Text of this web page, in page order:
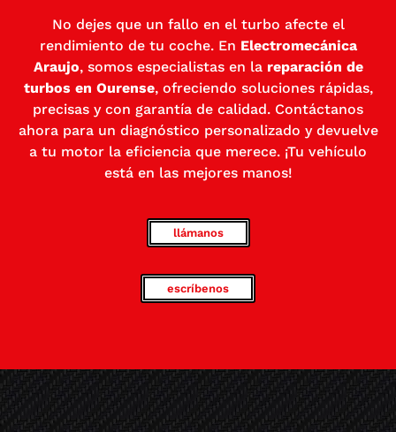
No dejes que un fallo en el turbo afecte el
rendimiento de tu coche. En Electromecánica
Araujo, somos especialistas en la reparación de
turbos en Ourense, ofreciendo soluciones rápidas,
precisas y con garantía de calidad. Contáctanos
ahora para un diagnóstico personalizado y devuelve
a tu motor la eficiencia que merece. ¡Tu vehículo
está en las mejores manos!
llámanos
escríbenos